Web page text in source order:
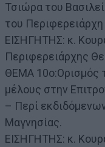
Τσιώρα του
του
ΕΙΣΗΓΗΤΗΣ: κ.
Περιφερειάρχης
ΘΕΜΑ 10ο:Ορισμός
μέλους στην
– Περί
Μαγνησίας.
ΕΙΣΗΓΗΤΗΣ: κ.